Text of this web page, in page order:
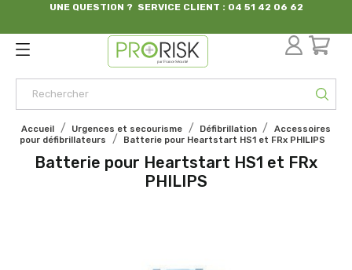
UNE QUESTION ? SERVICE CLIENT : 04 51 42 06 62
par France Sécurité
Accueil Urgences et secourisme Défibrillation
Accessoires
pour défibrillateurs
Batterie pour Heartstart HS1 et FRx PHILIPS
Batterie pour Heartstart HS1 et FRx
PHILIPS